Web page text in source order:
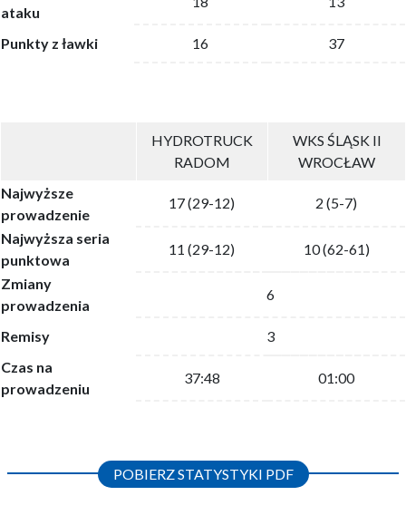
ataku
Punkty z ławki 16 37
HYDROTRUCK
RADOM
WKS ŚLĄSK II
WROCŁAW
Najwyższe
prowadzenie
17 (29-12) 2 (5-7)
Najwyższa seria
punktowa
11 (29-12)
10 (62-61)
Zmiany
prowadzenia
6
Remisy
3
Czas na
prowadzeniu
37:48 01:00
POBIERZ STATYSTYKI PDF